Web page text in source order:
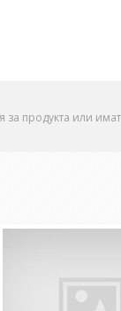
продукта или